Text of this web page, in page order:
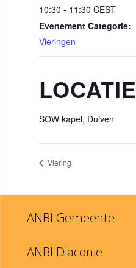
10:30 - 11:30 CEST
Evenement Categorie:
Vieringen
LOCATIE
SOW kapel, Duiven
Viering
ANBI Gemeente
ANBI Diaconie